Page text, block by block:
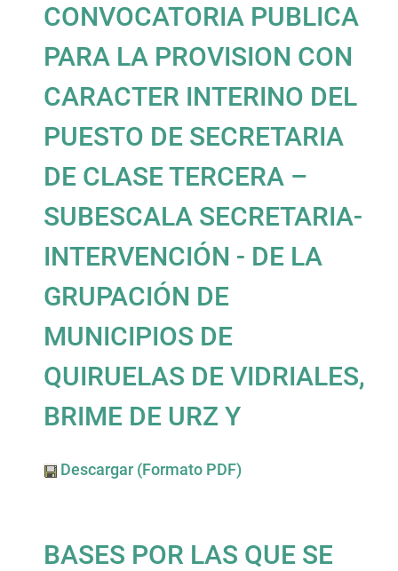
CONVOCATORIA PUBLICA
PARA LA PROVISION CON
CARACTER INTERINO DEL
PUESTO DE SECRETARIA
DE CLASE TERCERA –
SUBESCALA SECRETARIA-
INTERVENCIÓN - DE LA
GRUPACIÓN DE
MUNICIPIOS DE
QUIRUELAS DE VIDRIALES,
BRIME DE URZ Y
Descargar (Formato PDF)
BASES POR LAS QUE SE